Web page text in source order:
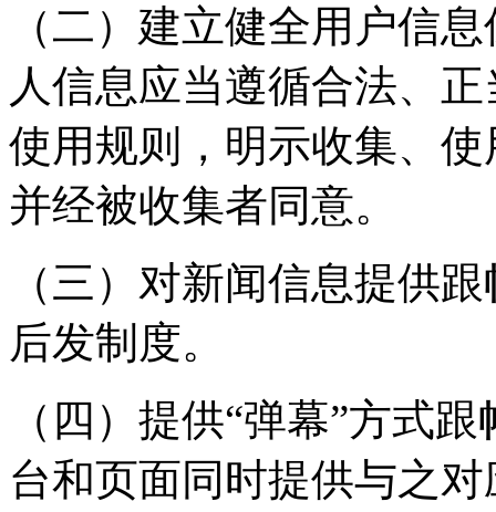
（二）建立健全用户信
人信息应当遵循合法、
使用规则，明示收集、
并经被收集者同意。
（三）对新闻信息提供
后发制度。
（四）提供“弹幕”方式
台和页面同时提供与之